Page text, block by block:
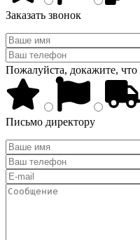
Заказать звонок
Пожалуйста, докажите,
Письмо директору